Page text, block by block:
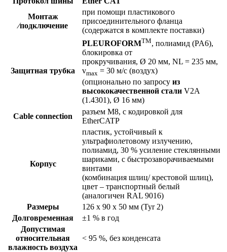
Монтаж
⁄подключение
при помощи пластикового
присоединительного фланца
(содержатся в комплекте поставки)
Защитная трубка
PLEUROFORMTM, полиамид (PA6),
блокировка от
прокручивания, Ø 20 мм, NL = 235 мм,
vmax = 30 м/c (воздух)
(опционально по запросу из
высококачественной стали V2A
(1.4301), Ø 16 мм)
Cable connection
разъем M8, с кодировкой для
EtherCATP
Корпус
пластик, устойчивый к
ультрафиолетовому излучению,
полиамид, 30 % усиление стеклянными
шариками, с быстрозаворачиваемыми
винтами
(комбинация шлиц/ крестовой шлиц),
цвет – транспортный белый
(аналогичен RAL 9016)
Размеры
126 x 90 x 50 мм (Tyr 2)
Долговременная
±1 % в год
Допустимая
относительная
влажность воздуха
< 95 %, без конденсата